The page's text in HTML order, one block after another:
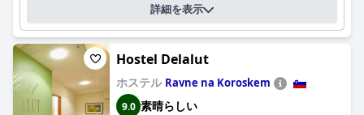
詳細を表示
Hostel Delalut
ホステル Ravne na Koroskem
9.0 素晴らしい